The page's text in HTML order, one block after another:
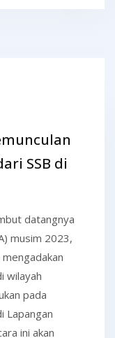
SSB di
datangnya
musim 2023,
wilayah
pada
Lapangan
ini akan